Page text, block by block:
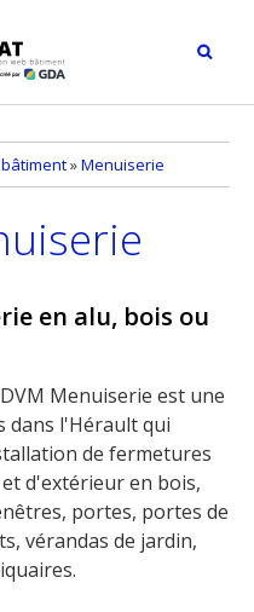
»Menuiserie
en alu, bois ou
Menuiserie est une
dans l'Hérault qui
de fermetures
d'extérieur en bois,
portes, portes de
vérandas de jardin,